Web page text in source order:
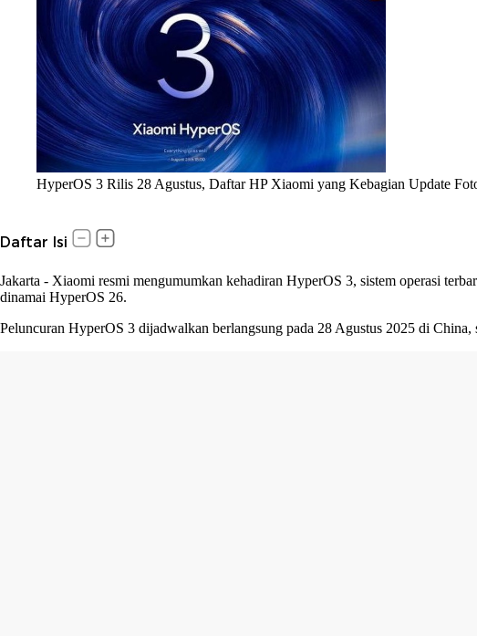
HyperOS 3 Rilis 28 Agustus, Daftar HP Xiaomi yang Kebagian Update
Daftar Isi
Jakarta - Xiaomi resmi mengumumkan kehadiran HyperOS 3, sistem operasi
dinamai HyperOS 26.
Peluncuran HyperOS 3 dijadwalkan berlangsung pada 28 Agustus 2025 di